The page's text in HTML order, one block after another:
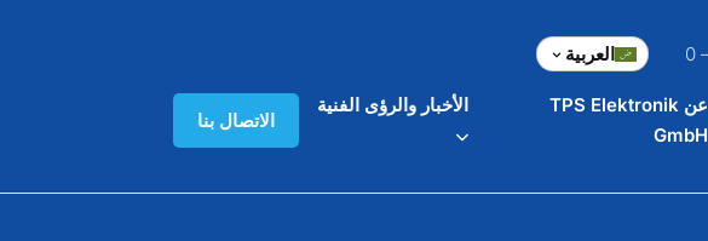
العربية
عن TPS Elektronik
GmbH
الأخبار والرؤى الفنية
الاتصال بنا